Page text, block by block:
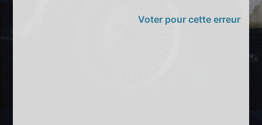
Voter pour cette erreur